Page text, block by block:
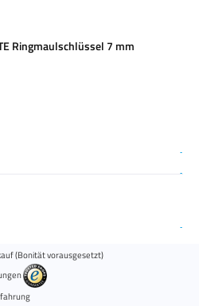
Ringmaulschlüssel 7 mm
(Bonität vorausgesetzt)